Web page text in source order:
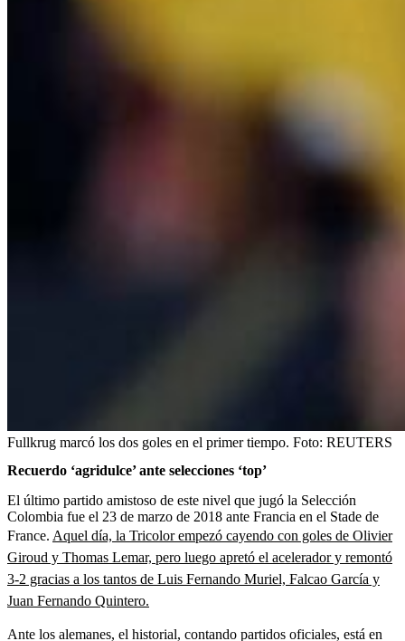
Fullkrug marcó los dos goles en el primer tiempo. Foto: REUTERS
Recuerdo ‘agridulce’ ante selecciones ‘top’
El último partido amistoso de este nivel que jugó la Selección
Colombia fue el 23 de marzo de 2018 ante Francia en el Stade de
France. Aquel día, la Tricolor empezó cayendo con goles de Olivier
Giroud y Thomas Lemar, pero luego apretó el acelerador y remontó
3-2 gracias a los tantos de Luis Fernando Muriel, Falcao García y
Juan Fernando Quintero.
Ante los alemanes, el historial, contando partidos oficiales, está en